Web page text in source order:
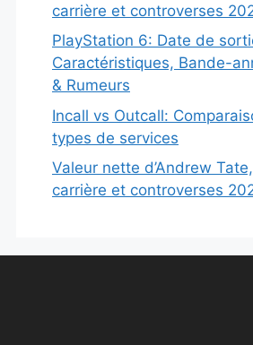
carrière et controverses
PlayStation 6: Date de
Caractéristiques, Bande-
& Rumeurs
Incall vs Outcall:
types de services
Valeur nette d’Andrew Tate,
carrière et controverses